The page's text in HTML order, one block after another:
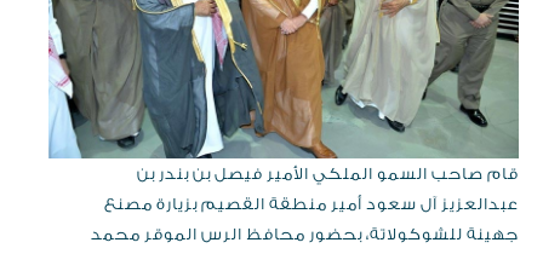
قام صاحب السمو الملكي الأمير فيصل بن بندر بن
عبدالعزيز آل سعود أمير منطقة القصيم بزيارة مصنع
جهينة للشوكولاتة، بحضور محافظ الرس الموقر محمد